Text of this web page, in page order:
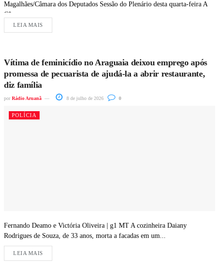
Magalhães/Câmara dos Deputados Sessão do Plenário desta quarta-feira A
Câmara...
LEIA MAIS
Vítima de feminicídio no Araguaia deixou emprego após
promessa de pecuarista de ajudá-la a abrir restaurante,
diz família
por Rádio Aruanã 8 de julho de 2026 0
POLÍCIA
Fernando Deamo e Victória Oliveira | g1 MT A cozinheira Daiany
Rodrigues de Souza, de 33 anos, morta a facadas em um...
LEIA MAIS